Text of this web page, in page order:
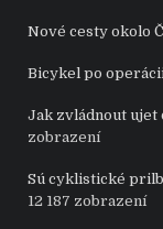
Nové cesty okolo
Bicykel po
Jak zvládnout ujet
zobrazení
Sú cyklistické
12 187 zobrazení